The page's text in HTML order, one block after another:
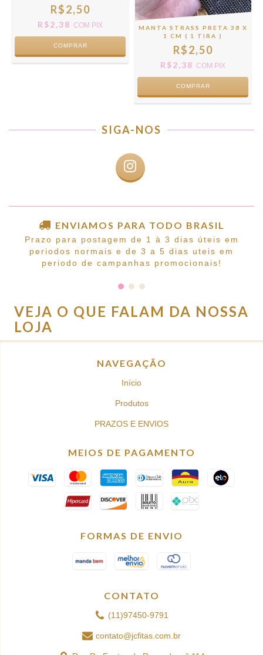
R$2,50
R$2,38 COM PIX
MANTA STRASS PRETA 38 X
1 CM ( 1 TIRA )
R$2,50
R$2,38 COM PIX
SIGA-NOS
ENVIAMOS PARA TODO BRASIL
Prazo para postagem de 1 à 3 dias úteis em
periodos normais e de 3 a 5 dias uteis em
periodo de campanhas promocionais!
VEJA O QUE FALAM DA NOSSA
LOJA
NAVEGAÇÃO
Início
Produtos
PRAZOS E ENVIOS
MEIOS DE PAGAMENTO
FORMAS DE ENVIO
CONTATO
(11)97450-9791
contato@jcfitas.com.br